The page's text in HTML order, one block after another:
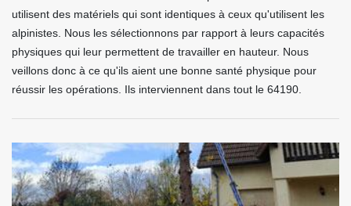
utilisent des matériels qui sont identiques à ceux qu'utilisent les
alpinistes. Nous les sélectionnons par rapport à leurs capacités
physiques qui leur permettent de travailler en hauteur. Nous
veillons donc à ce qu'ils aient une bonne santé physique pour
réussir les opérations. Ils interviennent dans tout le 64190.